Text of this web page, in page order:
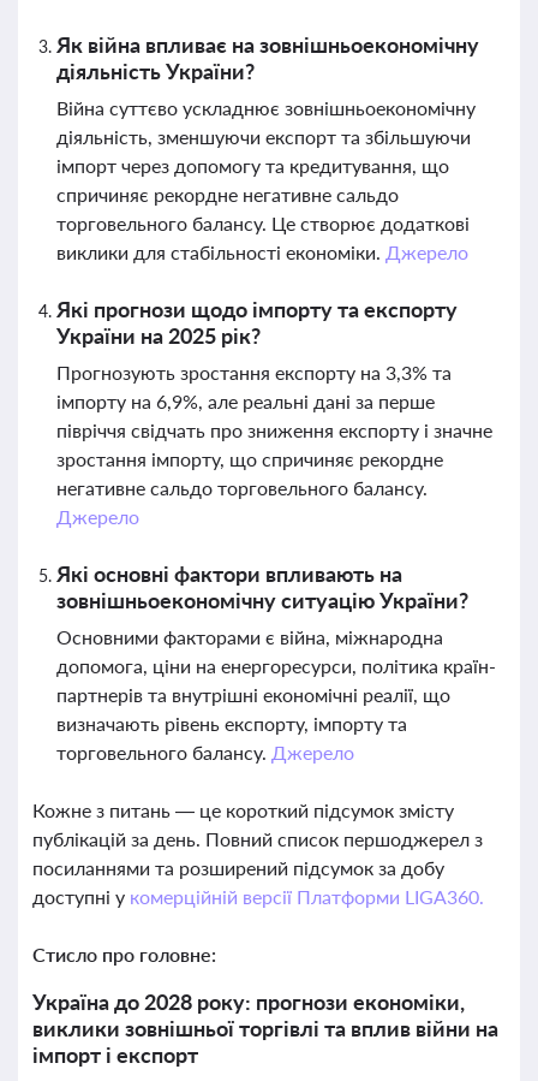
Як війна впливає на зовнішньоекономічну
діяльність України?
Війна суттєво ускладнює зовнішньоекономічну
діяльність, зменшуючи експорт та збільшуючи
імпорт через допомогу та кредитування, що
спричиняє рекордне негативне сальдо
торговельного балансу. Це створює додаткові
виклики для стабільності економіки. Джерело
Які прогнози щодо імпорту та експорту
України на 2025 рік?
Прогнозують зростання експорту на 3,3% та
імпорту на 6,9%, але реальні дані за перше
півріччя свідчать про зниження експорту і значне
зростання імпорту, що спричиняє рекордне
негативне сальдо торговельного балансу.
Джерело
Які основні фактори впливають на
зовнішньоекономічну ситуацію України?
Основними факторами є війна, міжнародна
допомога, ціни на енергоресурси, політика країн-
партнерів та внутрішні економічні реалії, що
визначають рівень експорту, імпорту та
торговельного балансу. Джерело
Кожне з питань — це короткий підсумок змісту
публікацій за день. Повний список першоджерел з
посиланнями та розширений підсумок за добу
доступні у комерційній версії Платформи LIGA360.
Стисло про головне:
Україна до 2028 року: прогнози економіки,
виклики зовнішньої торгівлі та вплив війни на
імпорт і експорт